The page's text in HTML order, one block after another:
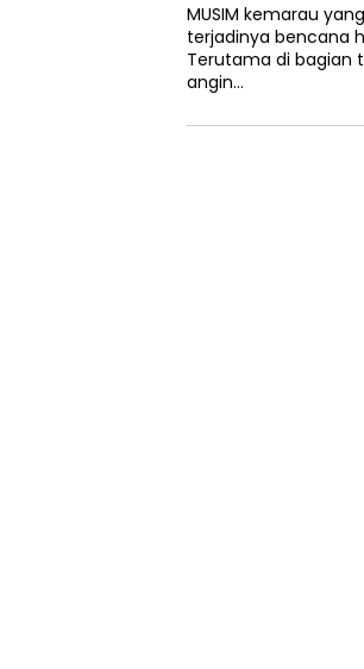
MUSIM kemarau
terjadinya bencana
Terutama di bagian
angin…